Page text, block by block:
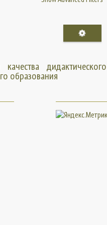
дидактического
образования